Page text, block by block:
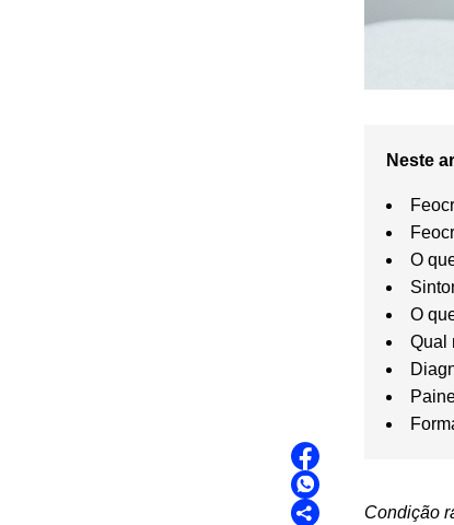
Neste
O
O
Qual
Condição